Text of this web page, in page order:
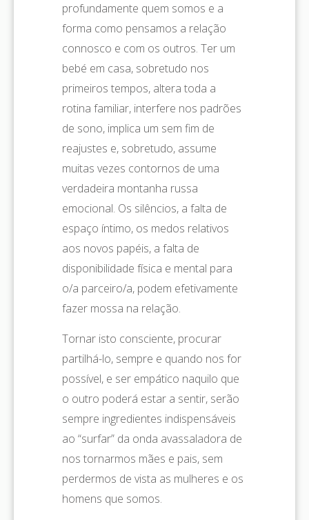
profundamente quem somos e a
forma como pensamos a relação
connosco e com os outros. Ter um
bebé em casa, sobretudo nos
primeiros tempos, altera toda a
rotina familiar, interfere nos padrões
de sono, implica um sem fim de
reajustes e, sobretudo, assume
muitas vezes contornos de uma
verdadeira montanha russa
emocional. Os silêncios, a falta de
espaço íntimo, os medos relativos
aos novos papéis, a falta de
disponibilidade física e mental para
o/a parceiro/a, podem efetivamente
fazer mossa na relação.
Tornar isto consciente, procurar
partilhá-lo, sempre e quando nos for
possível, e ser empático naquilo que
o outro poderá estar a sentir, serão
sempre ingredientes indispensáveis
ao “surfar” da onda avassaladora de
nos tornarmos mães e pais, sem
perdermos de vista as mulheres e os
homens que somos.